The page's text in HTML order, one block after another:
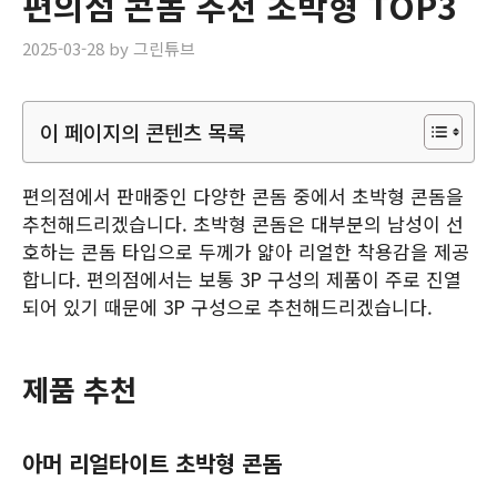
2025-03-28 by그린튜브
이 페이지의 콘텐츠 목록
편의점에서 판매중인 다양한 콘돔 중에서 초박형 콘돔을
추천해드리겠습니다. 초박형 콘돔은 대부분의 남성이 선
호하는 콘돔 타입으로 두께가 얇아 리얼한 착용감을 제공
합니다. 편의점에서는 보통 3P 구성의 제품이 주로 진열
되어 있기 때문에 3P 구성으로 추천해드리겠습니다.
제품 추천
아머 리얼타이트 초박형 콘돔